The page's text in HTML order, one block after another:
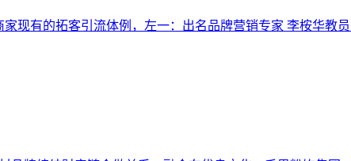
现有的拓客引流体例，左一：出名品牌营销专家 李桉华教